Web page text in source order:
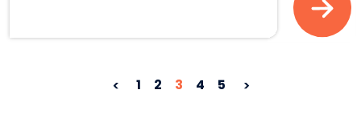
1 2 3 4 5